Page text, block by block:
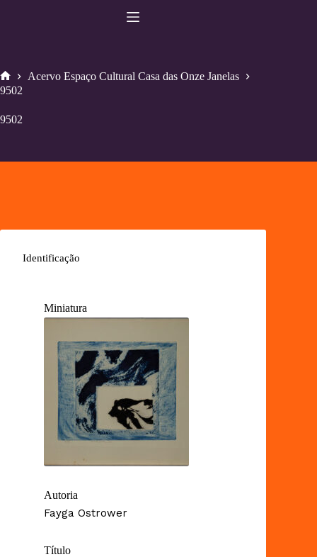
Home
Acervo Espaço Cultural Casa das Onze Janelas
9502
9502
Identificação
Miniatura
Autoria
Fayga Ostrower
Título